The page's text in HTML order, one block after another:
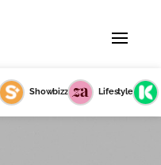
Showbizz Lifestyle